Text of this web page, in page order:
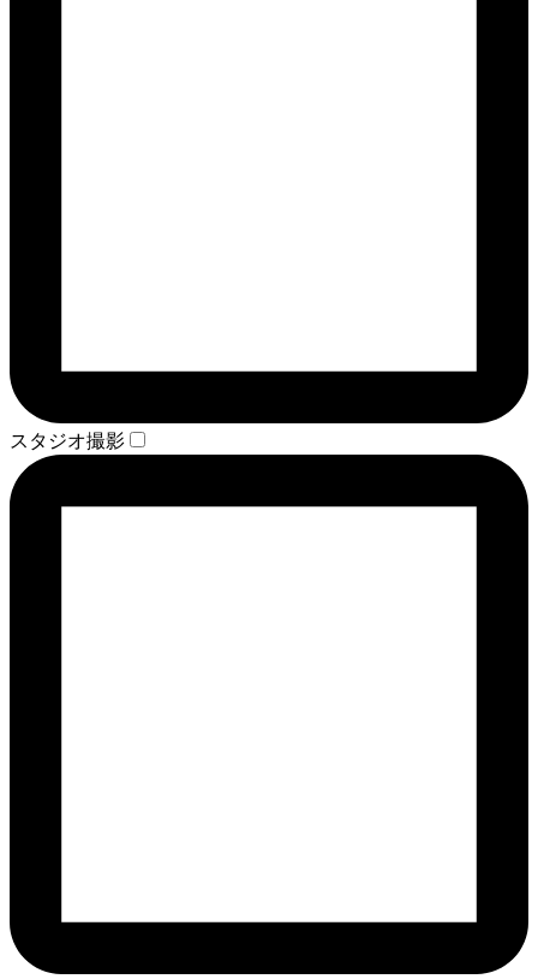
スタジオ撮影